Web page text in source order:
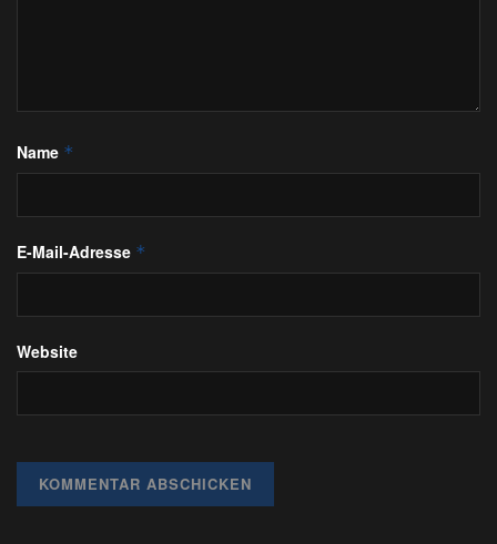
Name *
E-Mail-Adresse *
Website